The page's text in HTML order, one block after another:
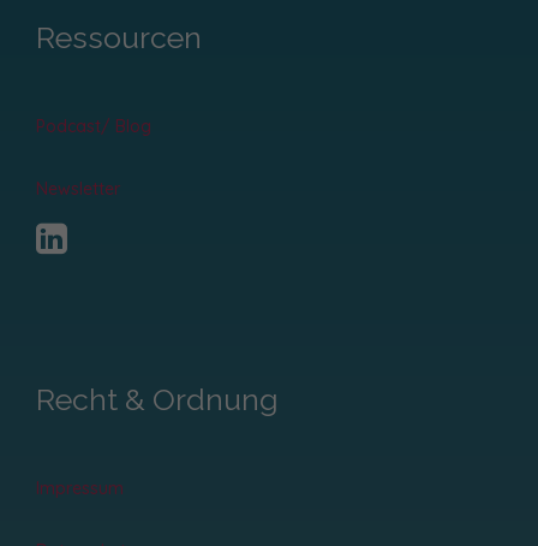
Ressourcen
Podcast/ Blog
Newsletter
Recht & Ordnung
Impressum